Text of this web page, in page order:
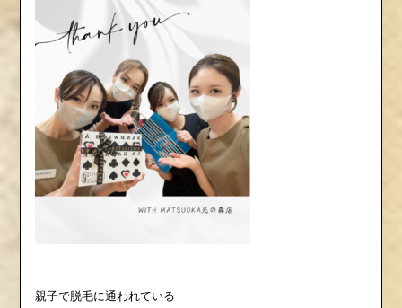
親子で脱毛に通われている